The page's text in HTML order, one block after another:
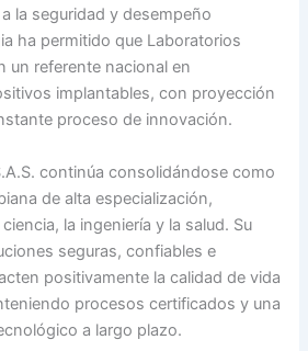
la seguridad y desempeño
ha permitido que Laboratorios
un referente nacional en
implantables, con proyección
proceso de innovación.
continúa consolidándose como
de alta especialización,
la ingeniería y la salud. Su
seguras, confiables e
positivamente la calidad de vida
procesos certificados y una
a largo plazo.